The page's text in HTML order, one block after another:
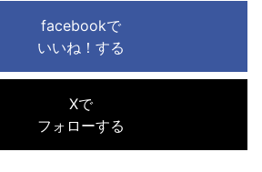
facebookで
いいね！する
Xで
フォローする